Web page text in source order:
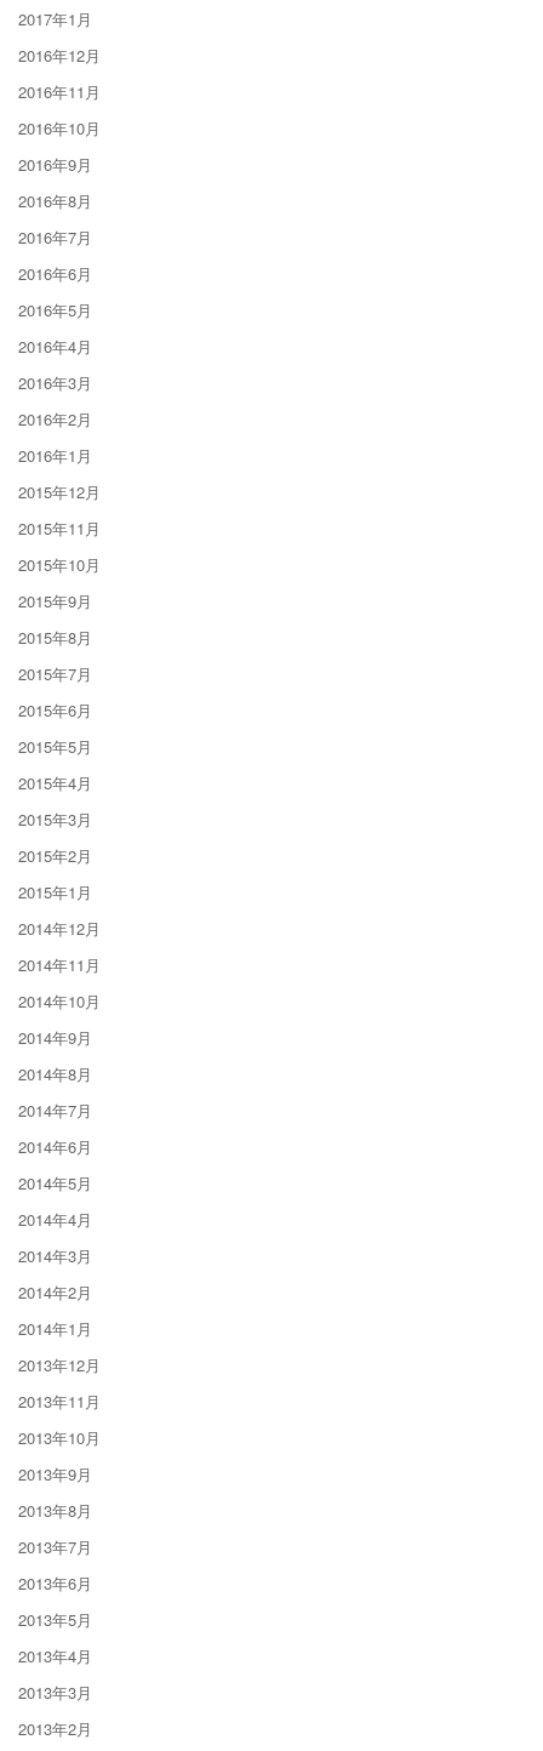
2017年1月
2016年12月
2016年11月
2016年10月
2016年9月
2016年8月
2016年7月
2016年6月
2016年5月
2016年4月
2016年3月
2016年2月
2016年1月
2015年12月
2015年11月
2015年10月
2015年9月
2015年8月
2015年7月
2015年6月
2015年5月
2015年4月
2015年3月
2015年2月
2015年1月
2014年12月
2014年11月
2014年10月
2014年9月
2014年8月
2014年7月
2014年6月
2014年5月
2014年4月
2014年3月
2014年2月
2014年1月
2013年12月
2013年11月
2013年10月
2013年9月
2013年8月
2013年7月
2013年6月
2013年5月
2013年4月
2013年3月
2013年2月